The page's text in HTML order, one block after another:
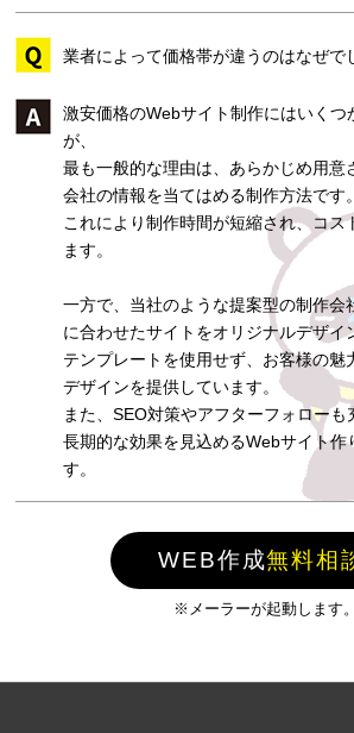
業者によって価格帯が違うのはなぜで
激安価格のWebサイト制作にはいくつ
が、
最も一般的な理由は、あらかじめ用意
会社の情報を当てはめる制作方法です。
これにより制作時間が短縮され、コス
ます。
一方で、当社のような提案型の制作会
に合わせたサイトをオリジナルデザイ
テンプレートを使用せず、お客様の魅
デザインを提供しています。
また、SEO対策やアフターフォローも
長期的な効果を見込めるWebサイト作
す。
WEB作成無料相
※メーラーが起動します。